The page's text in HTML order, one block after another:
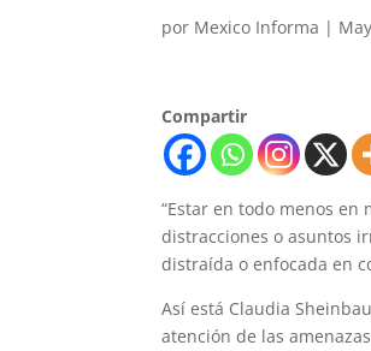
por Mexico Informa |
Compartir
“Estar en todo menos
distracciones o asuntos
distraída o enfocada en
Así está Claudia
atención de las